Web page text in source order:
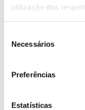
utilização dos
Necessários
Preferências
Estatísticas
Associação
Tratamientos